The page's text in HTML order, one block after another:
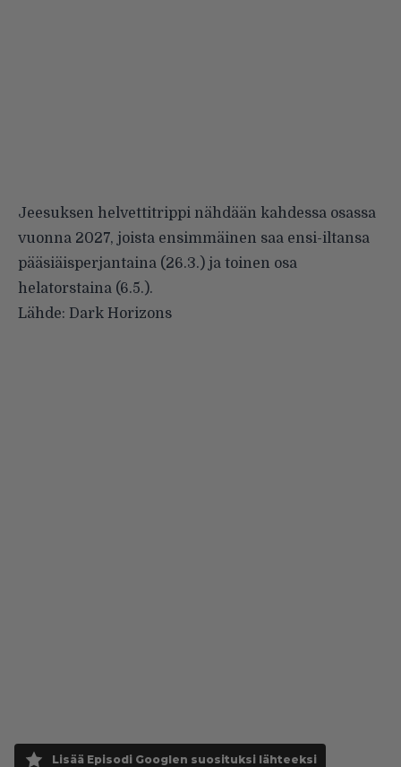
Jeesuksen helvettitrippi nähdään kahdessa osassa
vuonna 2027, joista ensimmäinen saa ensi-iltansa
pääsiäisperjantaina (26.3.) ja toinen osa
helatorstaina (6.5.).
Lähde: Dark Horizons
Lisää Episodi Googlen suosituksi lähteeksi